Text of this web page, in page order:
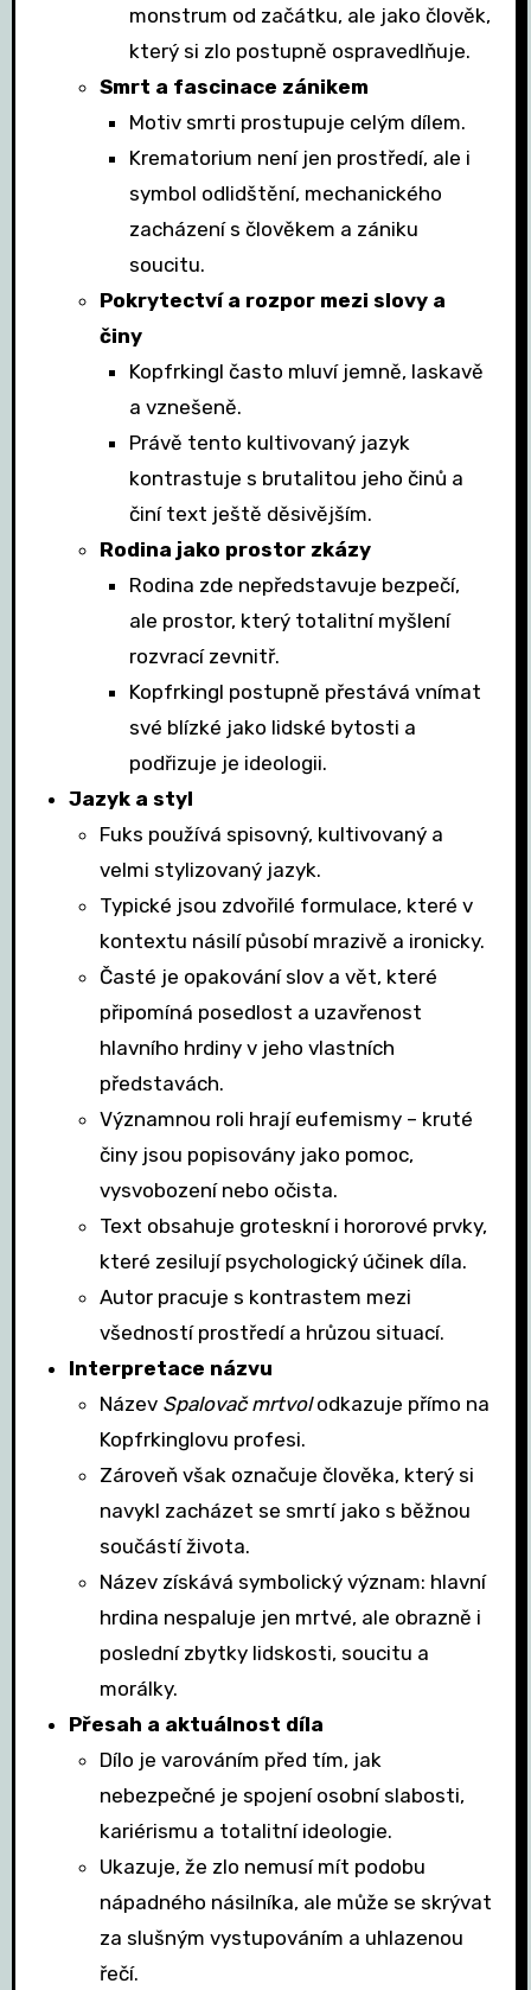
monstrum od začátku, ale jako člověk,
který si zlo postupně ospravedlňuje.
Smrt a fascinace zánikem
Motiv smrti prostupuje celým dílem.
Krematorium není jen prostředí, ale i
symbol odlidštění, mechanického
zacházení s člověkem a zániku
soucitu.
Pokrytectví a rozpor mezi slovy a
činy
Kopfrkingl často mluví jemně, laskavě
a vznešeně.
Právě tento kultivovaný jazyk
kontrastuje s brutalitou jeho činů a
činí text ještě děsivějším.
Rodina jako prostor zkázy
Rodina zde nepředstavuje bezpečí,
ale prostor, který totalitní myšlení
rozvrací zevnitř.
Kopfrkingl postupně přestává vnímat
své blízké jako lidské bytosti a
podřizuje je ideologii.
Jazyk a styl
Fuks používá spisovný, kultivovaný a
velmi stylizovaný jazyk.
Typické jsou zdvořilé formulace, které v
kontextu násilí působí mrazivě a ironicky.
Časté je opakování slov a vět, které
připomíná posedlost a uzavřenost
hlavního hrdiny v jeho vlastních
představách.
Významnou roli hrají eufemismy – kruté
činy jsou popisovány jako pomoc,
vysvobození nebo očista.
Text obsahuje groteskní i hororové prvky,
které zesilují psychologický účinek díla.
Autor pracuje s kontrastem mezi
všedností prostředí a hrůzou situací.
Interpretace názvu
Název Spalovač mrtvolodkazuje přímo na
Kopfrkinglovu profesi.
Zároveň však označuje člověka, který si
navykl zacházet se smrtí jako s běžnou
součástí života.
Název získává symbolický význam: hlavní
hrdina nespaluje jen mrtvé, ale obrazně i
poslední zbytky lidskosti, soucitu a
morálky.
Přesah a aktuálnost díla
Dílo je varováním před tím, jak
nebezpečné je spojení osobní slabosti,
kariérismu a totalitní ideologie.
Ukazuje, že zlo nemusí mít podobu
nápadného násilníka, ale může se skrývat
za slušným vystupováním a uhlazenou
řečí.